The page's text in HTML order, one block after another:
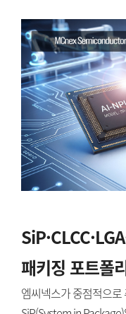
패키징 포트폴
엠씨넥스가 중점적으